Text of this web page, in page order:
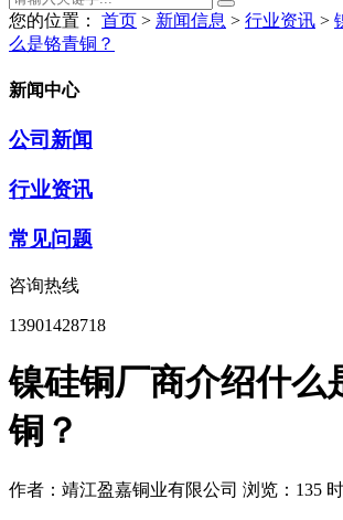
您的位置： 首页 > 新闻信息 > 行业资讯 >
么是铬青铜？
新闻中心
公司新闻
行业资讯
常见问题
咨询热线
13901428718
镍硅铜厂商介绍什么
铜？
作者：靖江盈嘉铜业有限公司 浏览：135